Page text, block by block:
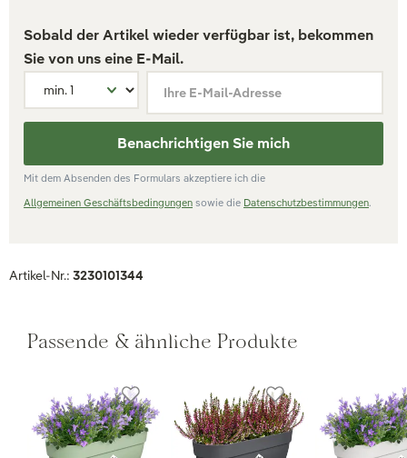
Sobald der Artikel wieder verfügbar ist, bekommen
Sie von uns eine E-Mail.
Ihre E-Mail-Adresse
Benachrichtigen Sie mich
Mit dem Absenden des Formulars akzeptiere ich die
Allgemeinen Geschäftsbedingungen sowie die Datenschutzbestimmungen.
Artikel-Nr.: 3230101344
Passende & ähnliche Produkte